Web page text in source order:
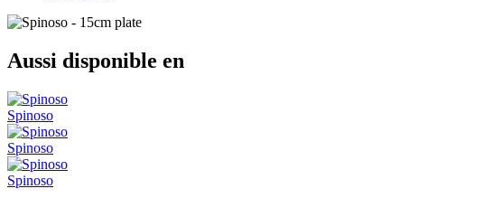
Aussi disponible en
Spinoso
Spinoso
Spinoso